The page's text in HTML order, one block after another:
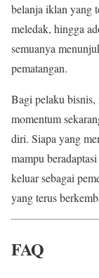
belanja iklan yang
meledak, hingga
semuanya
pematangan.
Bagi pelaku
momentum
diri. Siapa yang
mampu
keluar sebagai
yang terus
FAQ